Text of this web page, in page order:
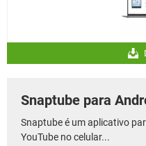
Snaptube para
Snaptube é um aplicativo
YouTube no celular...